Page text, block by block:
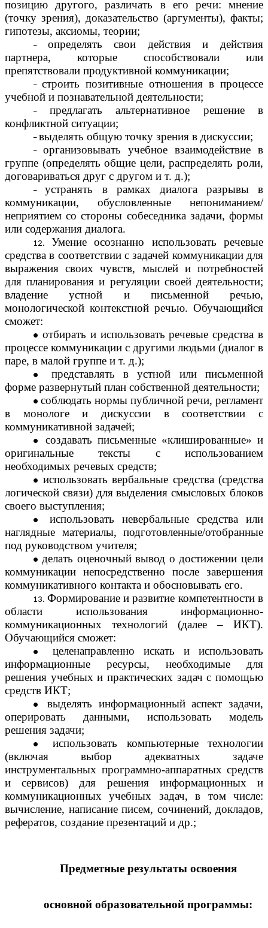
позицию другого, различать в его речи: мнение
(точку зрения), доказательство (аргументы), факты;
гипотезы, аксиомы, теории;
определять свои действия и действия
партнера, которые способствовали или
препятствовали продуктивной коммуникации;
строить позитивные отношения в процессе
учебной и познавательной деятельности;
предлагать альтернативное решение в
конфликтной ситуации;
выделять общую точку зрения в дискуссии;
организовывать учебное взаимодействие в
группе (определять общие цели, распределять роли,
договариваться друг с другом и т. д.);
устранять в рамках диалога разрывы в
коммуникации, обусловленные непониманием/
неприятием со стороны собеседника задачи, формы
или содержания диалога.
Умение осознанно использовать речевые
средства в соответствии с задачей коммуникации для
выражения своих чувств, мыслей и потребностей
для планирования и регуляции своей деятельности;
владение устной и письменной речью,
монологической контекстной речью. Обучающийся
сможет:
отбирать и использовать речевые средства в
процессе коммуникации с другими людьми (диалог в
паре, в малой группе и т. д.);
представлять в устной или письменной
форме развернутый план собственной деятельности;
соблюдать нормы публичной речи, регламент
в монологе и дискуссии в соответствии с
коммуникативной задачей;
создавать письменные «клишированные» и
оригинальные тексты с использованием
необходимых речевых средств;
использовать вербальные средства (средства
логической связи) для выделения смысловых блоков
своего выступления;
использовать невербальные средства или
наглядные материалы, подготовленные/отобранные
под руководством учителя;
делать оценочный вывод о достижении цели
коммуникации непосредственно после завершения
коммуникативного контакта и обосновывать его.
Формирование и развитие компетентности в
области использования информационно-
коммуникационных технологий (далее – ИКТ).
Обучающийся сможет:
целенаправленно искать и использовать
информационные ресурсы, необходимые для
решения учебных и практических задач с помощью
средств ИКТ;
выделять информационный аспект задачи,
оперировать данными, использовать модель
решения задачи;
использовать компьютерные технологии
(включая выбор адекватных задаче
инструментальных программно-аппаратных средств
и сервисов) для решения информационных и
коммуникационных учебных задач, в том числе:
вычисление, написание писем, сочинений, докладов,
рефератов, создание презентаций и др.;
Предметные результаты освоения
основной образовательной программы: